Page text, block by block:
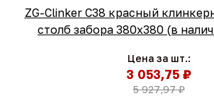
ZG-Clinker C38 красный
столб забора 380x380 (в
Цена за шт.:
3 053,75 ₽
5 927,97 ₽